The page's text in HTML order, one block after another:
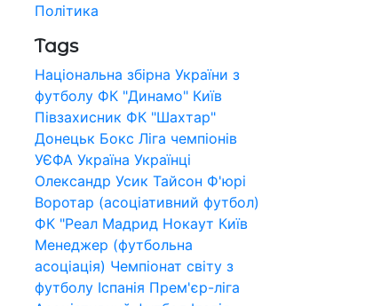
Політика
Tags
Національна збірна України з
футболу ФК "Динамо" Київ
Півзахисник ФК "Шахтар"
Донецьк Бокс Ліга чемпіонів
УЄФА Україна Українці
Олександр Усик Тайсон Ф'юрі
Воротар (асоціативний футбол)
ФК "Реал Мадрид Нокаут Київ
Менеджер (футбольна
асоціація) Чемпіонат світу з
футболу Іспанія Прем'єр-ліга